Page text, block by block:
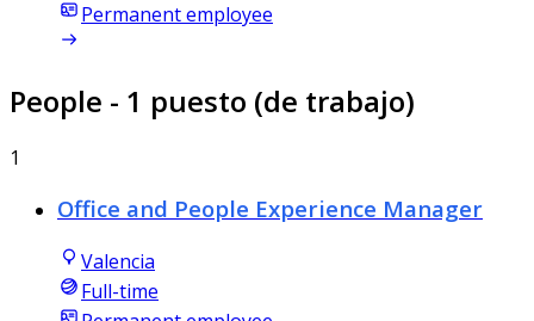
Permanent employee
People - 1 puesto (de trabajo)
1
Office and People Experience Manager
Valencia
Full-time